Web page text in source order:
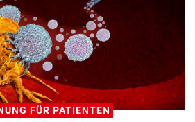
FÜR PATIENTEN